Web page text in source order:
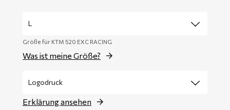
Größe für KTM 520 EXC RACING
Was ist meine Größe?
Erklärung ansehen